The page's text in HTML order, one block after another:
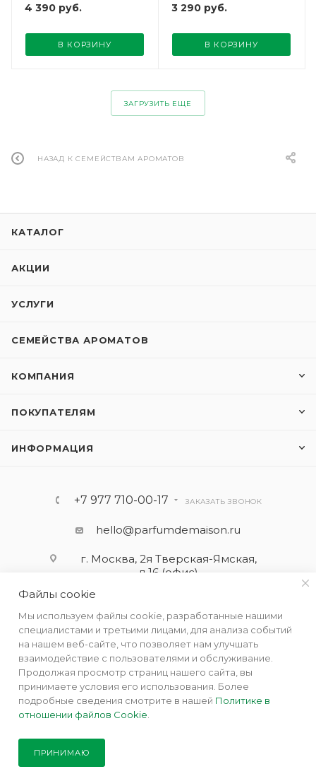
4 390 руб.
В КОРЗИНУ
3 290 руб.
В КОРЗИНУ
ЗАГРУЗИТЬ ЕЩЕ
НАЗАД К СЕМЕЙСТВАМ АРОМАТОВ
КАТАЛОГ
АКЦИИ
УСЛУГИ
СЕМЕЙСТВА АРОМАТОВ
КОМПАНИЯ
ПОКУПАТЕЛЯМ
ИНФОРМАЦИЯ
+7 977 710-00-17 ЗАКАЗАТЬ ЗВОНОК
hello@parfumdemaison.ru
г. Москва, 2я Тверская-Ямская,
д.16 (офис)
Файлы cookie
Мы используем файлы cookie, разработанные нашими
специалистами и третьими лицами, для анализа событий
на нашем веб-сайте, что позволяет нам улучшать
взаимодействие с пользователями и обслуживание.
Продолжая просмотр страниц нашего сайта, вы
принимаете условия его использования. Более
подробные сведения смотрите в нашей Политике в
отношении файлов Cookie
ПРИНИМАЮ